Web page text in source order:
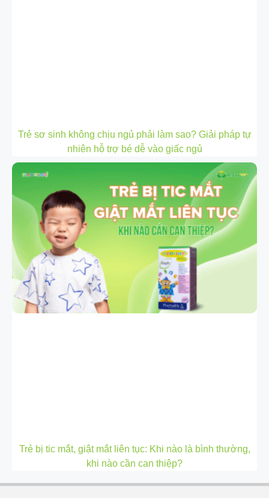
Trẻ sơ sinh không chịu ngủ phải làm sao? Giải pháp tự
nhiên hỗ trợ bé dễ vào giấc ngủ
Trẻ bị tic mắt, giật mắt liên tục: Khi nào là bình thường,
khi nào cần can thiệp?